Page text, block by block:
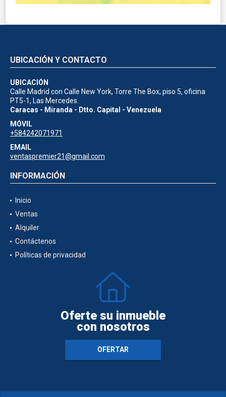
UBICACIÓN Y CONTACTO
UBICACIÓN
Calle Madrid con Calle New York, Torre The Box, piso 5, oficina
PT5-1, Las Mercedes.
Caracas - Miranda - Dtto. Capital - Venezuela
MÓVIL
+584242071971
EMAIL
ventaspremier21@gmail.com
INFORMACIÓN
Inicio
Ventas
Alquiler
Contáctenos
Políticas de privacidad
Oferte su inmueble
con nosotros
OFERTAR